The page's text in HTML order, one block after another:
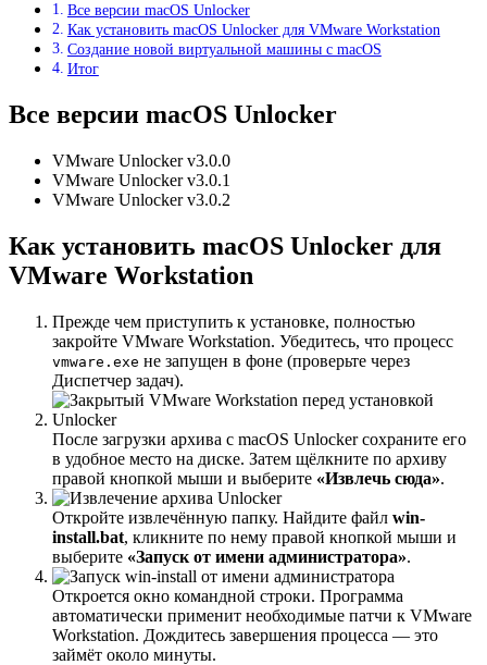
Все версии macOS Unlocker
Как установить macOS Unlocker для VMware Workstation
Создание новой виртуальной машины с macOS
Итог
Все версии macOS Unlocker
VMware Unlocker v3.0.0
VMware Unlocker v3.0.1
VMware Unlocker v3.0.2
Как установить macOS Unlocker для
VMware Workstation
Прежде чем приступить к установке, полностью
закройте VMware Workstation. Убедитесь, что процесс
vmware.exe не запущен в фоне (проверьте через
Диспетчер задач).
После загрузки архива с macOS Unlocker сохраните его
в удобное место на диске. Затем щёлкните по архиву
правой кнопкой мыши и выберите «Извлечь сюда».
Откройте извлечённую папку. Найдите файл win-
install.bat, кликните по нему правой кнопкой мыши и
выберите «Запуск от имени администратора».
Откроется окно командной строки. Программа
автоматически применит необходимые патчи к VMware
Workstation. Дождитесь завершения процесса — это
займёт около минуты.